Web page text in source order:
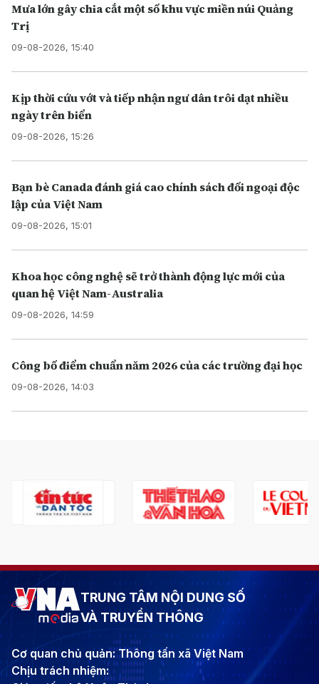
Mưa lớn gây chia cắt một số khu vực miền núi Quảng
Trị
09-08-2026, 15:40
Kịp thời cứu vớt và tiếp nhận ngư dân trôi dạt nhiều
ngày trên biển
09-08-2026, 15:26
Bạn bè Canada đánh giá cao chính sách đối ngoại độc
lập của Việt Nam
09-08-2026, 15:01
Khoa học công nghệ sẽ trở thành động lực mới của
quan hệ Việt Nam-Australia
09-08-2026, 14:59
Công bố điểm chuẩn năm 2026 của các trường đại học
09-08-2026, 14:03
TRUNG TÂM NỘI DUNG SỐ
VÀ TRUYỀN THÔNG
Cơ quan chủ quản: Thông tấn xã Việt Nam
Chịu trách nhiệm: